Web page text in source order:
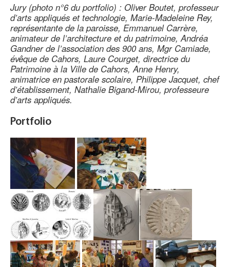
Jury (photo n°6 du portfolio) : Oliver Boutet, professeur
d’arts appliqués et technologie, Marie-Madeleine Rey,
représentante de la paroisse, Emmanuel Carrère,
animateur de l’architecture et du patrimoine, Andréa
Gandner de l’association des 900 ans, Mgr Camiade,
évêque de Cahors, Laure Courget, directrice du
Patrimoine à la Ville de Cahors, Anne Henry,
animatrice en pastorale scolaire, Philippe Jacquet, chef
d’établissement, Nathalie Bigand-Mirou, professeure
d’arts appliqués.
Portfolio